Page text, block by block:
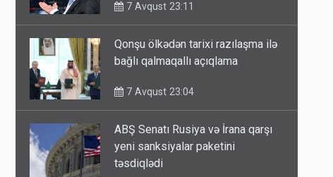
7 Avqust 23:11
Qonşu ölkədən tarixi razılaşma ilə
bağlı qalmaqallı açıqlama
7 Avqust 23:04
ABŞ Senatı Rusiya və İrana qarşı
yeni sanksiyalar paketini
təsdiqlədi